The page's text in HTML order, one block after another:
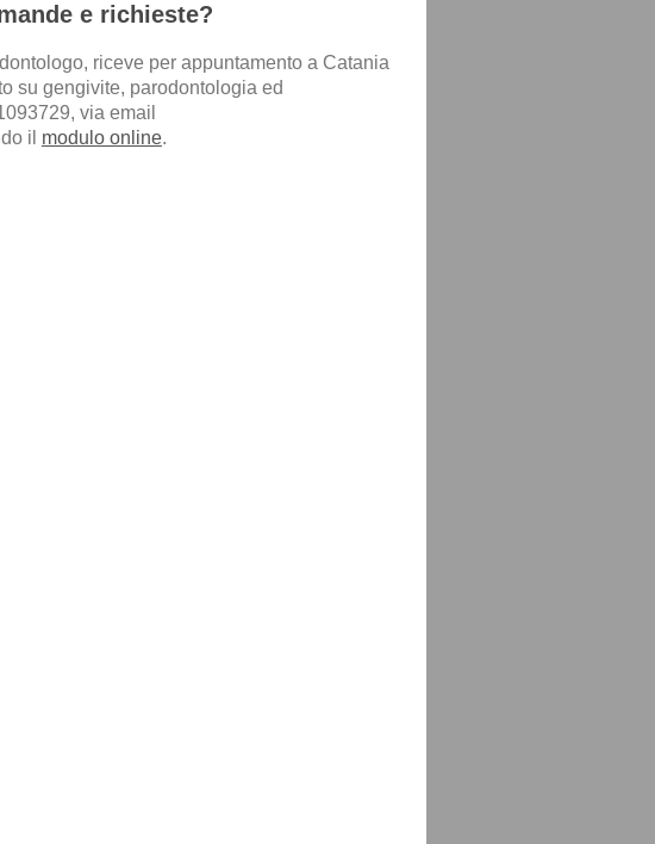
e richieste?
riceve per appuntamento a Catania
su gengivite, parodontologia ed
via email
il modulo online.